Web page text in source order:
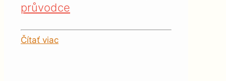
průvodce
Čítať viac